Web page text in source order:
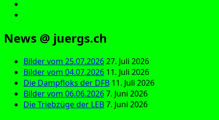
News @ juergs.ch
Bilder vom 25.07.202627. Juli 2026
Bilder vom 04.07.2026 11. Juli 2026
Die Dampfloks der DFB 11. Juli 2026
Bilder vom 06.06.20267. Juni 2026
Die Triebzüge der LEB7. Juni 2026